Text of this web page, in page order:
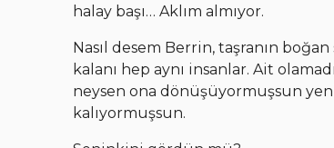
halay başı… Aklım almıyor.
Nasıl desem Berrin, taşranın
kalanı hep aynı insanlar. Ait
neysen ona dönüşüyormuşsun
kalıyormuşsun.